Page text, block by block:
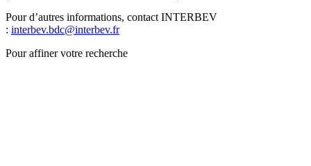
Pour d’autres informations, contact INTERBEV
: interbev.bdc@interbev.fr
Pour affiner votre recherche